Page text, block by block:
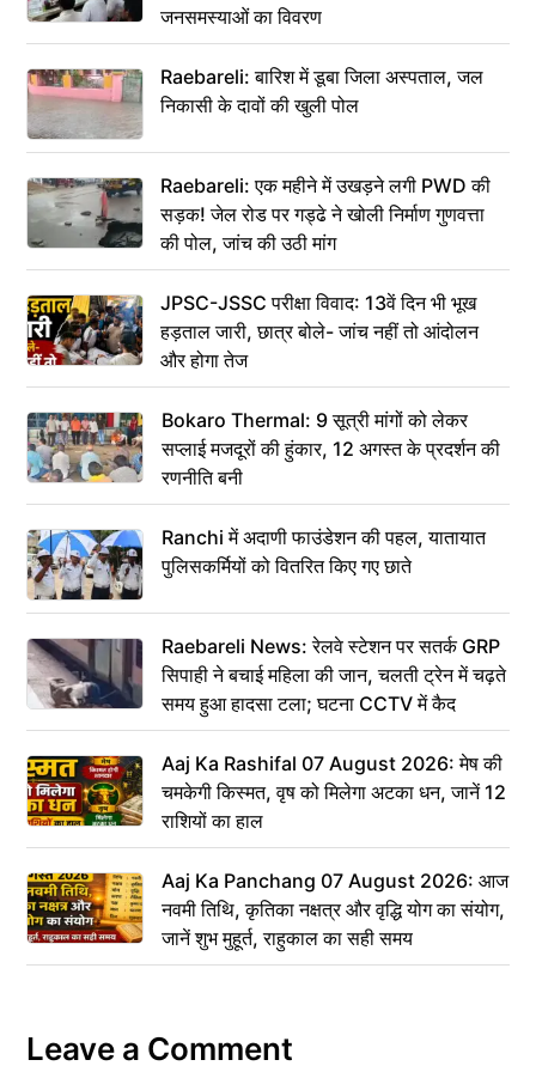
जनसमस्याओं का विवरण
Raebareli: बारिश में डूबा जिला अस्पताल, जल
निकासी के दावों की खुली पोल
Raebareli: एक महीने में उखड़ने लगी PWD की
सड़क! जेल रोड पर गड्ढे ने खोली निर्माण गुणवत्ता
की पोल, जांच की उठी मांग
JPSC-JSSC परीक्षा विवाद: 13वें दिन भी भूख
हड़ताल जारी, छात्र बोले- जांच नहीं तो आंदोलन
और होगा तेज
Bokaro Thermal: 9 सूत्री मांगों को लेकर
सप्लाई मजदूरों की हुंकार, 12 अगस्त के प्रदर्शन की
रणनीति बनी
Ranchi में अदाणी फाउंडेशन की पहल, यातायात
पुलिसकर्मियों को वितरित किए गए छाते
Raebareli News: रेलवे स्टेशन पर सतर्क GRP
सिपाही ने बचाई महिला की जान, चलती ट्रेन में चढ़ते
समय हुआ हादसा टला; घटना CCTV में कैद
Aaj Ka Rashifal 07 August 2026: मेष की
चमकेगी किस्मत, वृष को मिलेगा अटका धन, जानें 12
राशियों का हाल
Aaj Ka Panchang 07 August 2026: आज
नवमी तिथि, कृतिका नक्षत्र और वृद्धि योग का संयोग,
जानें शुभ मुहूर्त, राहुकाल का सही समय
Leave a Comment